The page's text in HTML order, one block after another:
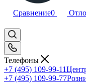
Сравнение0
Телефоны
+7 (495) 109-99-11
+7 (495) 109-99-77